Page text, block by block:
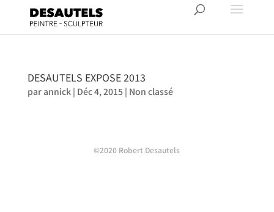
DESAUTELS EXPOSE 2013
parannick| Déc 4, 2015| Non classé
©2020 Robert Desautels